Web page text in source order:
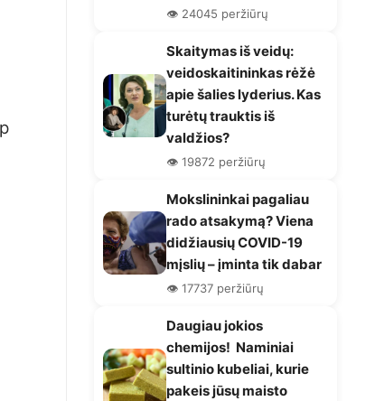
👁️ 24045 peržiūrų
Skaitymas iš veidų:
veidoskaitininkas rėžė
apie šalies lyderius. Kas
turėtų trauktis iš
valdžios?
👁️ 19872 peržiūrų
Mokslininkai pagaliau
rado atsakymą? Viena
didžiausių COVID-19
mįslių – įminta tik dabar
👁️ 17737 peržiūrų
Daugiau jokios
chemijos! Naminiai
sultinio kubeliai, kurie
pakeis jūsų maisto